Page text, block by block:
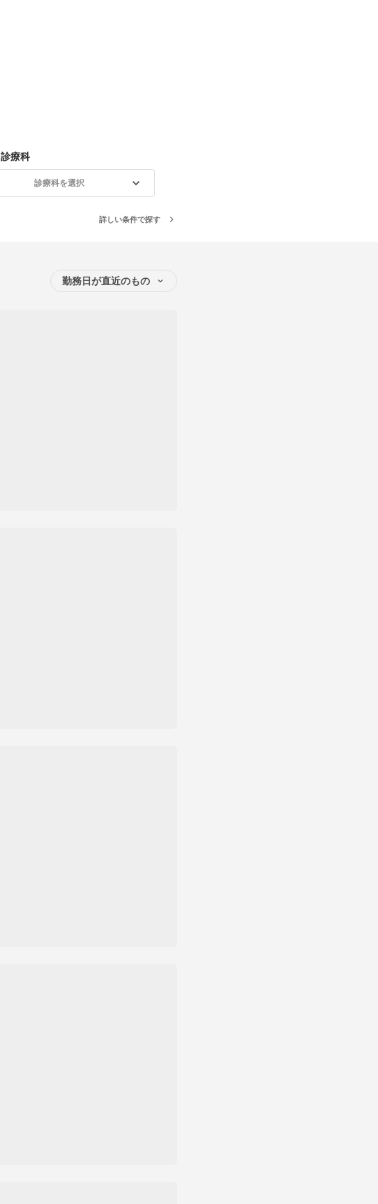
診療科
診療科を選択
詳しい条件で探す
勤務日が直近のもの